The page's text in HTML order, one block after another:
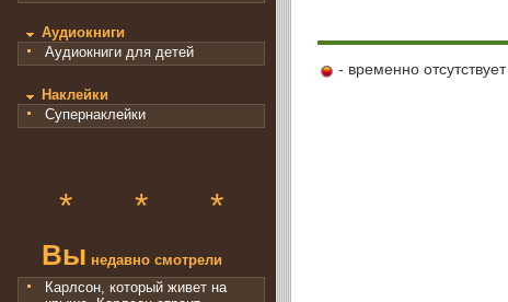
Аудиокниги
Аудиокниги для детей
Наклейки
Супернаклейки
* * *
Вы недавно смотрели
Карлсон, который живет на
- временно отсутствует